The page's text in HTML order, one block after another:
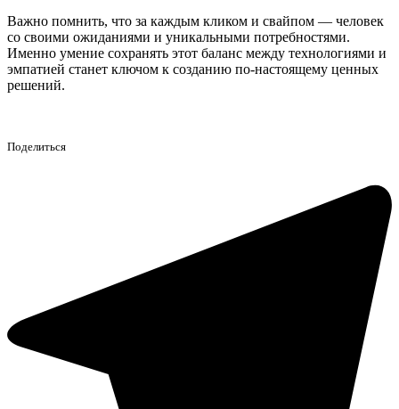
Важно помнить, что за каждым кликом и свайпом — человек
со своими ожиданиями и уникальными потребностями.
Именно умение сохранять этот баланс между технологиями и
эмпатией станет ключом к созданию по-настоящему ценных
решений.
Поделиться